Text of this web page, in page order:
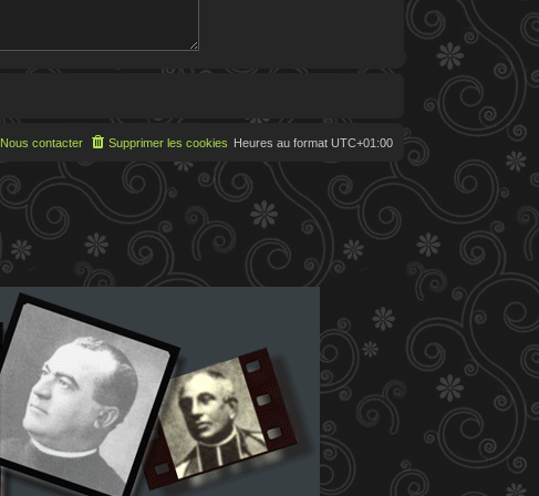
Heures au format UTC+01:00
Supprimer les cookies
Nous contacter